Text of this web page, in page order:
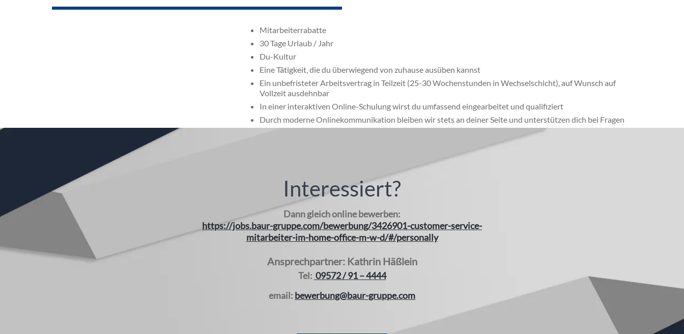
Mitarbeiterrabatte
30 Tage Urlaub / Jahr
Du-Kultur
Eine Tätigkeit, die du überwiegend von zuhause ausüben kannst
Ein unbefristeter Arbeitsvertrag in Teilzeit (25-30 Wochenstunden in Wechselschicht), auf Wunsch auf
Vollzeit ausdehnbar
In einer interaktiven Online-Schulung wirst du umfassend eingearbeitet und qualifiziert
Durch moderne Onlinekommunikation bleiben wir stets an deiner Seite und unterstützen dich bei Fragen
Interessiert?
Dann gleich online bewerben:
https://jobs.baur-gruppe.com/bewerbung/3426901-customer-service-
mitarbeiter-im-home-office-m-w-d/#/personally
Ansprechpartner: Kathrin Häßlein
Tel: 09572 / 91 – 4444
email: bewerbung@baur-gruppe.com